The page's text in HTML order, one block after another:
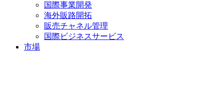
国際事業開発
海外販路開拓
販売チャネル管理
国際ビジネスサービス
市場